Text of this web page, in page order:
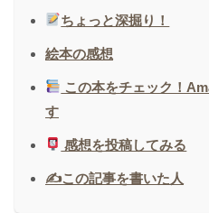
ちょっと深掘り！
絵本の感想
この本をチェック！
す
感想を投稿してみる
✍️この記事を書いた人